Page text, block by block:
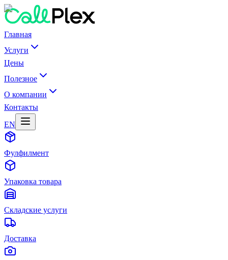
Главная
Услуги
Цены
Полезное
О компании
Контакты
EN
Фулфилмент
Упаковка товара
Складские услуги
Доставка